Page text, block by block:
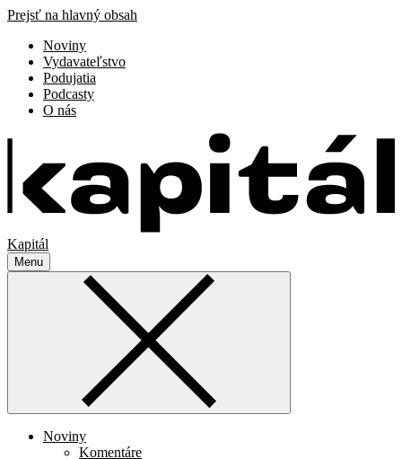
Prejsť na hlavný obsah
Noviny
Vydavateľstvo
Podujatia
Podcasty
O nás
Kapitál
Menu
Noviny
Komentáre